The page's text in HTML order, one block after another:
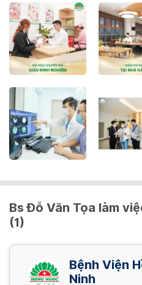
16,500,000 VND/ Gói
Nội soi dạ dày NBI mê
2,480,000 VND/ Gói
2,400,000 VND/ Gói
Nội soi đại tràng NBI
tháo)
3,200,000 VND/ Gói
4,080,000 VND/ Gói
Bs Đỗ Văn Tọa làm
(1)
Bệnh Viện
Ninh